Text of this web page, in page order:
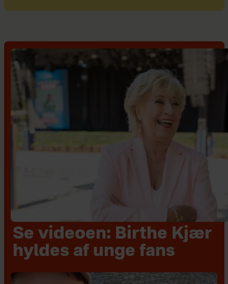
Se videoen: Birthe Kjær
hyldes af unge fans